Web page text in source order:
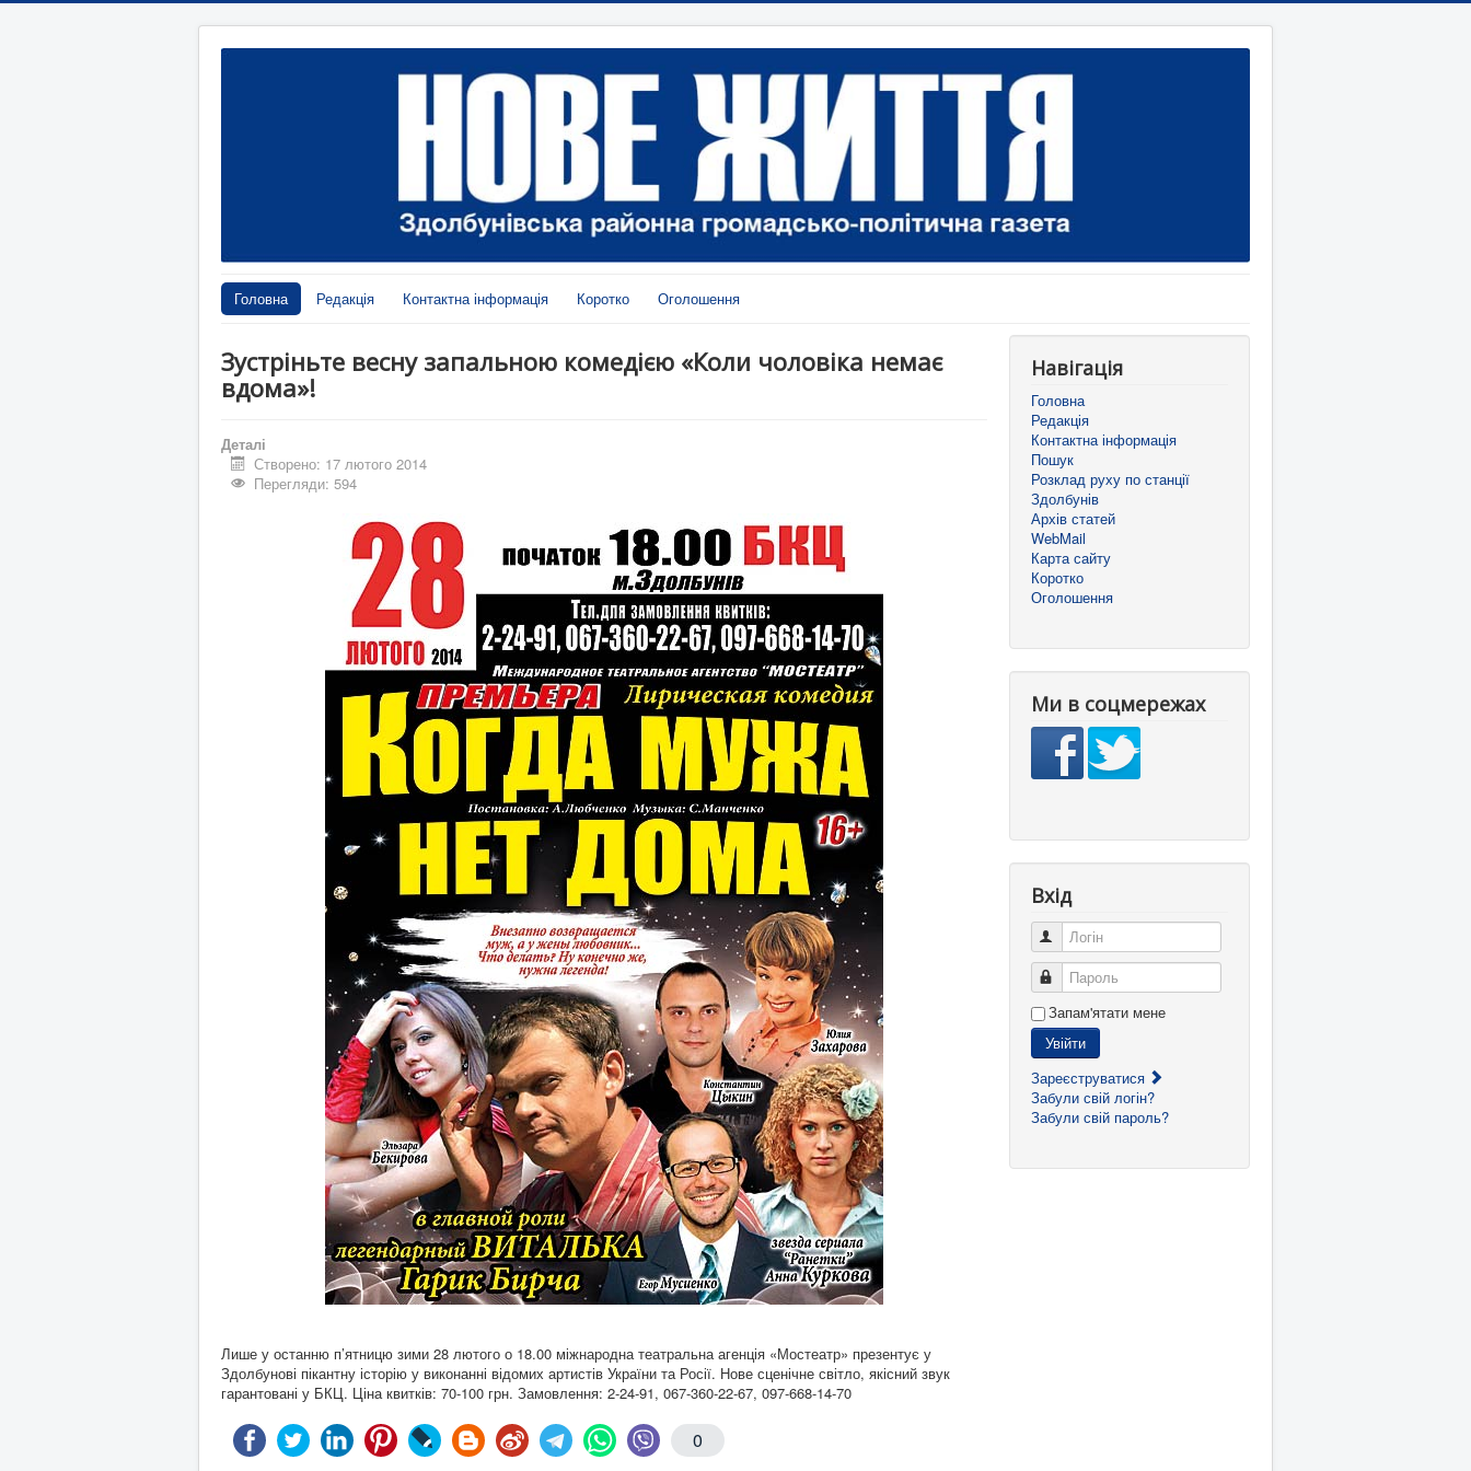
Головна Редакція Контактна інформація Коротко Оголошення
Зустріньте весну запальною комедією «Коли чоловіка немає
вдома»!
Деталі
Створено: 17 лютого 2014
Перегляди: 594
Лише у останню п’ятницю зими 28 лютого о 18.00 міжнародна театральна агенція «Мостеатр» презентує у
Здолбунові пікантну історію у виконанні відомих артистів України та Росії. Нове сценічне світло, якісний звук
гарантовані у БКЦ. Ціна квитків: 70-100 грн. Замовлення: 2-24-91, 067-360-22-67, 097-668-14-70
0
Навігація
Головна
Редакція
Контактна інформація
Пошук
Розклад руху по станції
Здолбунів
Архів статей
WebMail
Карта сайту
Коротко
Оголошення
Ми в соцмережах
Вхід
Логін
Пароль
Запам'ятати мене
Увійти
Зареєструватися
Забули свій логін?
Забули свій пароль?